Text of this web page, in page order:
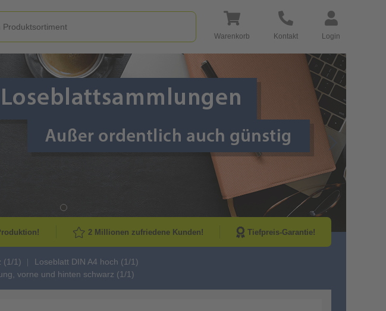
Warenkorb Kontakt Login
Go to Next
2 Millionen zufriedene Kunden! Tiefpreis-Garantie!
(1/1)
Loseblatt DIN A4 hoch (1/1)
vorne und hinten schwarz (1/1)